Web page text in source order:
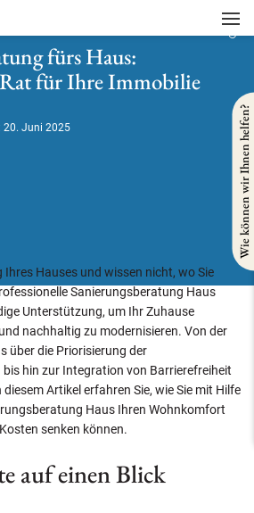
Professioneller Rat für Ihre Immobilie
fürs Haus:
für Ihre Immobilie
20. Juni 2025
Ihres Hauses und wissen nicht, wo Sie
Sanierungsberatung Haus
Unterstützung, um Ihr Zuhause
nachhaltig zu modernisieren. Von der
über die Priorisierung der
hin zur Integration von Barrierefreiheit
Artikel erfahren Sie, wie Sie mit Hilfe
Haus Ihren Wohnkomfort
senken können.
auf einen Blick
Wie können wir Ihnen helfen?